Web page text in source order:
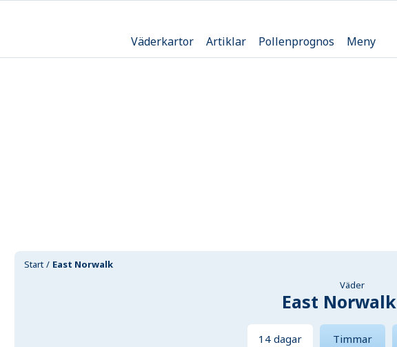
Väderkartor Artiklar Pollenprognos Meny
Start
East Norwalk
Väder
East Norwalk
14 dagar Timmar